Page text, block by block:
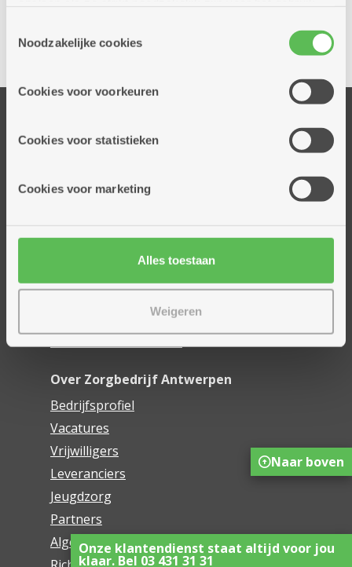
cookies hebben we jouw toestemming nodig. Sommige
cookies worden geplaatst door derde partijen die een
informatie over jouw (geanonimiseerd) gebruik van onze
partners kunnen deze gegevens combineren met andere
Noodzakelijke cookies
Cookies voor voorkeuren
Cookies voor statistieken
Cookies voor marketing
Alles toestaan
Weigeren
Onze klantendienst staat altijd voor jou
klaar. Bel 03 431 31 31
Thuisdiensten
Assistentiewoningen
Mijn Zorgbedrijf
Onze innovaties
Over Zorgbedrijf Antwerpen
Bedrijfsprofiel
Vacatures
Vrijwilligers
Leveranciers
Jeugdzorg
Partners
Algemene voorwaarden
Naar boven